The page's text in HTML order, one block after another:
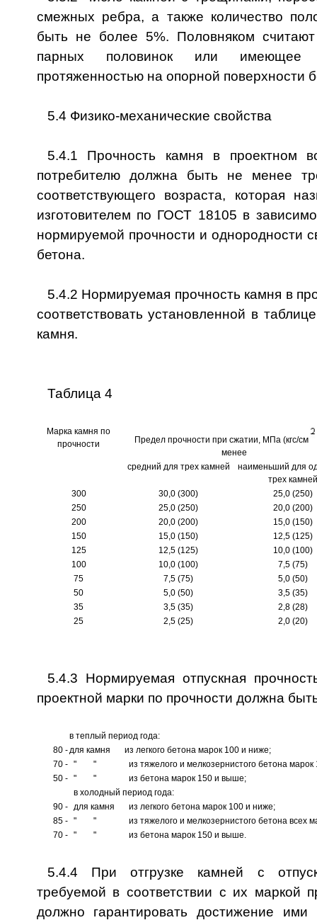
смежных ребра, а также количество
быть не более 5%. Половняком
парных половинок или имеющее
протяженностью на опорной поверхности
5.4 Физико-механические свойства
5.4.1 Прочность камня в проектном
потребителю должна быть не менее
соответствующего возраста, которая
изготовителем по ГОСТ 18105 в
нормируемой прочности и однородности
бетона.
5.4.2 Нормируемая прочность камня в
соответствовать установленной в
камня.
Таблица 4
Марка камня по
прочности
Предел прочности при сжатии, МПа (кгс/см
менее
средний для трех камней
наименьший для
трех камней
300
30,0 (300)
25,0 (250)
250
25,0 (250)
20,0 (200)
200
20,0 (200)
15,0 (150)
150
15,0 (150)
12,5 (125)
125
12,5 (125)
10,0 (100)
100
10,0 (100)
7,5 (75)
75
7,5 (75)
5,0 (50)
50
5,0 (50)
3,5 (35)
35
3,5 (35)
2,8 (28)
25
2,5 (25) 2,0 (20)
5.4.3 Нормируемая отпускная
проектной марки по прочности должна
в теплый период года:
80 -для камня
из легкого бетона марок 100 и ниже;
70 -
" "
из тяжелого и мелкозернистого бетона
50 -
" "
из бетона марок 150 и выше;
в холодный период года:
90 -
для камня
из легкого бетона марок 100 и ниже;
85 -
" "
из тяжелого и мелкозернистого бетона всех
70 -
" " из бетона марок 150 и выше.
5.4.4 При отгрузке камней с
требуемой в соответствии с их маркой
должно гарантировать достижение ими